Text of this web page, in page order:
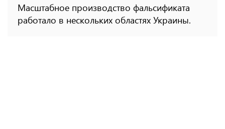
Масштабное производство фальсификата
работало в нескольких областях Украины.